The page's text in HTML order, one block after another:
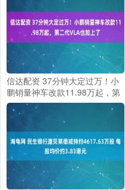
信达配资 37分钟大定过万！小
鹏销量神车改款11.98万起，第
二代VLA也加上了